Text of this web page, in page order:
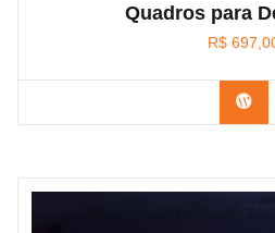
Quadros para
R$